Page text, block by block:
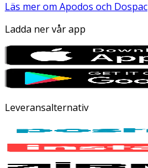
Läs mer om Apodos och Dospac
Ladda ner vår app
Leveransalternativ